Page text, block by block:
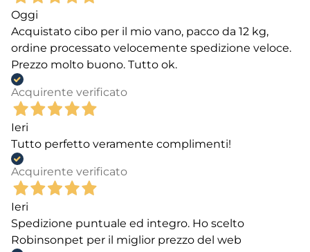
Oggi
Acquistato cibo per il mio vano, pacco da 12 kg,
ordine processato velocemente spedizione veloce.
Prezzo molto buono. Tutto ok.
Acquirente verificato
Ieri
Tutto perfetto veramente complimenti!
Acquirente verificato
Ieri
Spedizione puntuale ed integro. Ho scelto
Robinsonpet per il miglior prezzo del web